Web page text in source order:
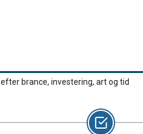
brance, investering, art og tid